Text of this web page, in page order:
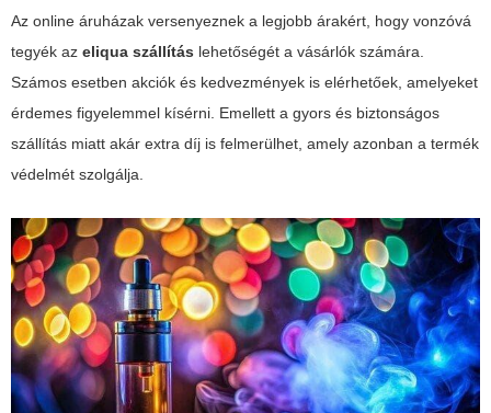
Az online áruházak versenyeznek a legjobb árakért, hogy vonzóvá
tegyék az eliqua szállítás lehetőségét a vásárlók számára.
Számos esetben akciók és kedvezmények is elérhetőek, amelyeket
érdemes figyelemmel kísérni. Emellett a gyors és biztonságos
szállítás miatt akár extra díj is felmerülhet, amely azonban a termék
védelmét szolgálja.